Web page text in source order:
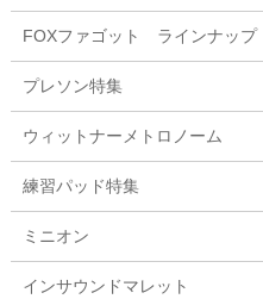
FOXファゴット ラインナップ
プレソン特集
ウィットナーメトロノーム
練習パッド特集
ミニオン
インサウンドマレット